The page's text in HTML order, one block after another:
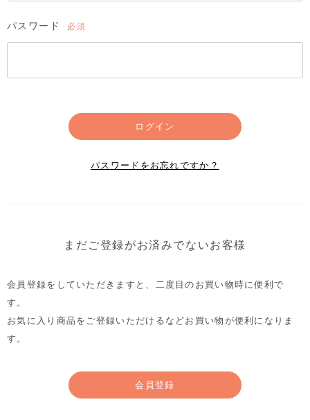
パスワード
須)
ログイン
パスワードをお忘れですか？
まだご登録がお済みでないお客様
会員登録をしていただきますと、二度目のお買い物時に便利で
す。
お気に入り商品をご登録いただけるなどお買い物が便利になりま
す。
会員登録